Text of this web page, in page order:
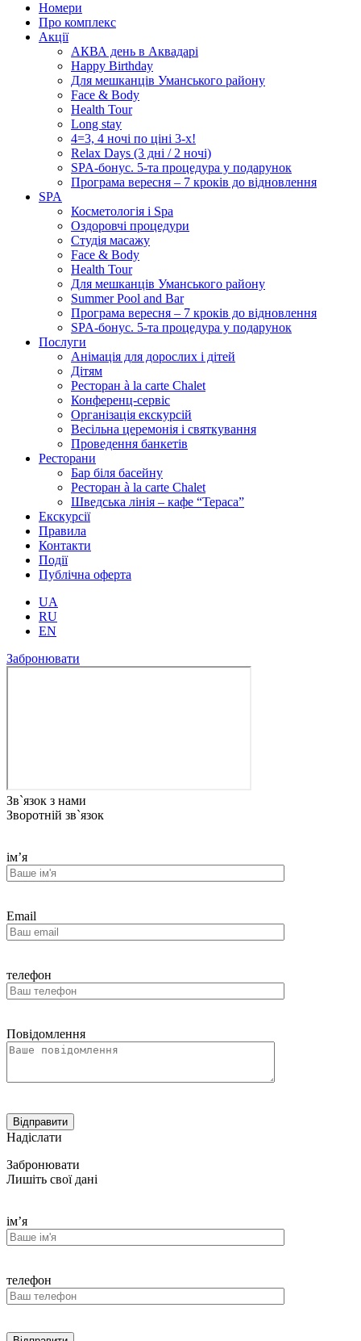
Номери
Про комплекс
Акції
АКВА день в Аквадарі
Happy Birthday
Для мешканців Уманського району
Face & Body
Health Tour
Long stay
4=3, 4 ночі по ціні 3-х!
Relax Days (3 дні / 2 ночі)
SPA-бонус. 5-та процедура у подарунок
Програма вересня – 7 кроків до відновлення
SPA
Косметологія і Spa
Оздоровчі процедури
Студія масажу
Face & Body
Health Tour
Для мешканців Уманського району
Summer Pool and Bar
Програма вересня – 7 кроків до відновлення
SPA-бонус. 5-та процедура у подарунок
Послуги
Анімація для дорослих і дітей
Дітям
Ресторан à la carte Chalet
Конференц-сервіс
Організація екскурсій
Весільна церемонія і святкування
Проведення банкетів
Ресторани
Бар біля басейну
Ресторан à la carte Chalet
Шведська лінія – кафе “Тераса”
Екскурсії
Правила
Контакти
Події
Публічна оферта
UA
RU
EN
Забронювати
Зв`язок з нами
Зворотній зв`язок
ім’я
Email
телефон
Повідомлення
Надіслати
Забронювати
Лишіть свої дані
ім’я
телефон